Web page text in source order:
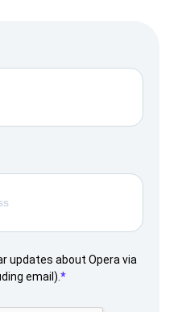
updates about Opera via
email).